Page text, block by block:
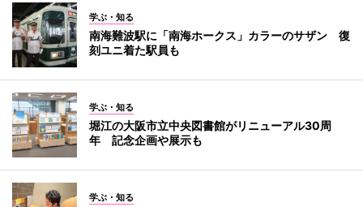
学ぶ・知る
南海難波駅に「南海ホークス」カラーのサザン 復
刻ユニ着た駅員も
学ぶ・知る
堀江の大阪市立中央図書館がリニューアル30周
年 記念企画や展示も
学ぶ・知る